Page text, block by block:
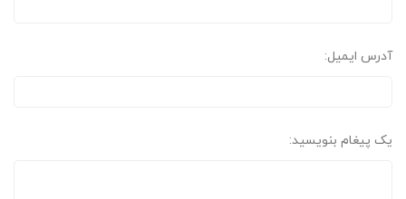
آدرس ایمیل:
یک پیغام بنویسید: